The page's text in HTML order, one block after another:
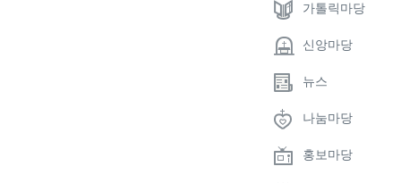
가톨릭마당
신앙마당
뉴스
나눔마당
홍보마당